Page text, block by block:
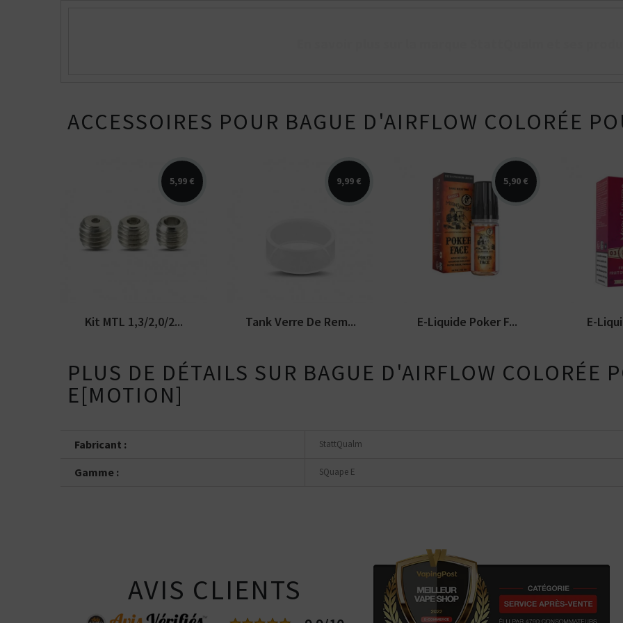
Kits pour Fumeur
OCCASIONNEL
Kits pour Fumeur
MODÉRÉ
Kits pour Fumeur
IMPORTANT
ACCESSOIRES POUR BAGUE D'AIRFLOW COLORÉE
5,99 €
Kit MTL 1,3/2,0/2,5 pour
Kit MTL 1,3/2,0/2...
9,99 €
Tank Verre De Rem...
5,90 €
Arômes : amandes grillées,
noix de coco, sucre brun,
vanille. E-liquide...
E-Liquide Poker F...
Arômes
dragon,
E-
PLUS DE DÉTAILS SUR BAGUE D'AIRFLOW COLORÉE
E[MOTION]
Fabricant : StattQualm
Gamme : SQuape E
AVIS CLIENTS